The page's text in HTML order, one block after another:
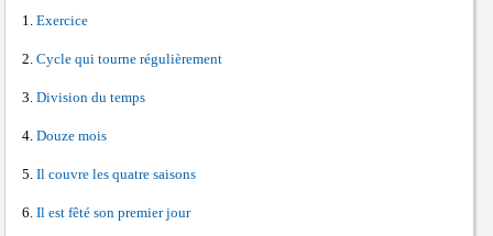
Exercice
Cycle qui tourne régulièrement
Division du temps
Douze mois
Il couvre les quatre saisons
Il est fêté son premier jour